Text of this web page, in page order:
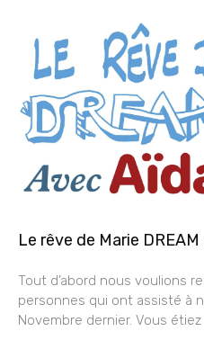
Le rêve de Marie
Tout d’abord nous voulions
personnes qui ont assisté à
Novembre dernier. Vous